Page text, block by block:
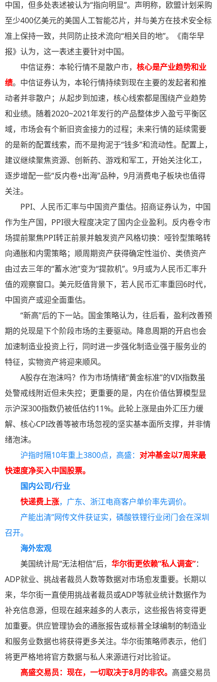
中国，但多处表述被认为“指向明显”。声明称，欧盟计划采购
至少400亿美元的美国人工智能芯片，并与美方在技术安全标
准上保持一致，共同防止技术流向“相关目的地”。《南华早
报》认为，这一表述主要针对中国。
中信证券：本轮行情不是散户市， 核心是产业趋势和业
绩。中信证券认为，本轮行情持续到现在主要的发起者和推
动者并非散户；从起步到加速，核心线索都是围绕产业趋势
和业绩。随着2020~2021年发行的产品整体步入盈亏平衡区
域，市场会有个新旧资金接力的过程；未来行情的延续需要
的是新的配置线索，而不是拘泥于“钱多”和流动性。配置上，
建议继续聚焦资源、创新药、游戏和军工，开始关注化工，
逐步增配一些“反内卷+出海”品种，9月消费电子板块也值得
关注。
PPI、人民币汇率与中国资产重估。招商证券认为，中国
作为生产国，PPI很大程度决定了国内企业盈利。反内卷令市
场提前聚焦PPI转正前景并触发资产风格切换：哑铃型策略转
向通胀和内需策略；顺周期资产获得确定性溢价、类债资产
由过去三年的“蓄水池”变为“提款机”。9月或为人民币汇率升
值的观察窗口。美元贬值背景下，若人民币汇率重回6时代，
中国资产或迎全面重估。
“新高”后的下一站。国金策略认为，往后看，盈利改善预
期的兑现是下个阶段市场的主要驱动。降息周期的开启也会
加速制造业投资上行，同时进一步强化制造业强于服务业的
特征，实物资产将迎来顺风。
A股存在泡沫吗？作为市场情绪“黄金标准”的VIX指数虽
处警戒线附近但未失控；更重要的是，内在价值估算模型显
示沪深300指数仍被低估约11%。此轮上涨是由外汇压力缓
解、核心CPI改善等被市场忽视的坚实基本面所支撑，并非情
绪泡沫。
沪指时隔10年重上3800点，高盛： 对冲基金以7周来最
快速度净买入中国股票。
国内公司/行业
快递费上涨，广东、浙江电商客户单价率先调价。
产能出清”网传文件获证实，磷酸铁锂行业闭门会在深圳
召开。
海外宏观
美国统计局“无法相信”后， 华尔街更依赖“私人调查”：
ADP就业、挑战者裁员人数等数据对市场愈发重要。长期以
来，华尔街一直使用挑战者裁员或ADP等就业统计数据作为
补充信息源，但现在越来越多的人表示，这些报告将变得更
加重要。供应管理协会的通胀报告或标普全球编制的制造业
和服务业数据也将获得更多关注。华尔街策略师表示，他们
将更严格地将官方数据与私人来源进行对比验证。
高盛交易员：现在，一切取决于8月的非农。 高盛交易员